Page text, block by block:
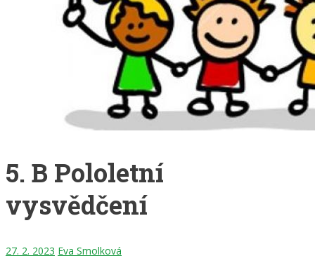
5. B Pololetní
vysvědčení
27. 2. 2023 Eva Smolková